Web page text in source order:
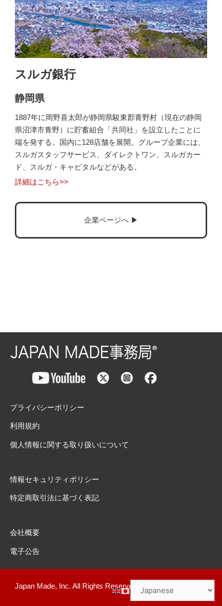
スルガ銀行
静岡県
1887年に岡野喜太郎が静岡県駿東郡青野村（現在の静岡
県沼津市青野）に貯蓄組合「共同社」を設立したことに
端を発する。国内に128店舗を展開。グループ企業には、
スルガスタッフサービス、ダイレクトワン、スルガカー
ド、スルガ・キャピタルなどがある。
詳細はこちら>>
企業ページへ ▶︎
プライバシーポリシー
利用規約
個人情報に関する取り扱いについて
情報セキュリティポリシー
特定商取引法に基づく表記
会社概要
電子公告
Japan Made, Inc. All Rights Reserved.